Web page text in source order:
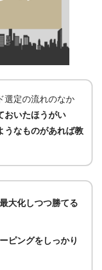
選定の流れのなか
おいたほうがい
うなものがあれば教
大化しつつ勝てる
ピングをしっかり